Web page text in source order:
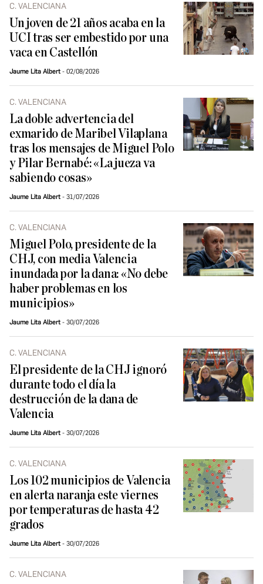
C. VALENCIANA
Un joven de 21 años acaba en la
UCI tras ser embestido por una
vaca en Castellón
Jaume Lita Albert 02/08/2026
C. VALENCIANA
La doble advertencia del
exmarido de Maribel Vilaplana
tras los mensajes de Miguel Polo
y Pilar Bernabé: «La jueza va
sabiendo cosas»
Jaume Lita Albert 31/07/2026
C. VALENCIANA
Miguel Polo, presidente de la
CHJ, con media Valencia
inundada por la dana: «No debe
haber problemas en los
municipios»
Jaume Lita Albert 30/07/2026
C. VALENCIANA
El presidente de la CHJ ignoró
durante todo el día la
destrucción de la dana de
Valencia
Jaume Lita Albert 30/07/2026
C. VALENCIANA
Los 102 municipios de Valencia
en alerta naranja este viernes
por temperaturas de hasta 42
grados
Jaume Lita Albert 30/07/2026
C. VALENCIANA